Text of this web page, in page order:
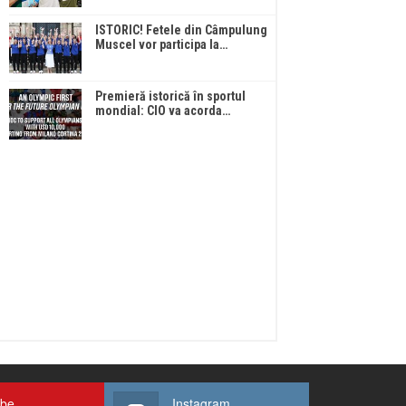
ISTORIC! Fetele din Câmpulung
Muscel vor participa la…
Premieră istorică în sportul
mondial: CIO va acorda…